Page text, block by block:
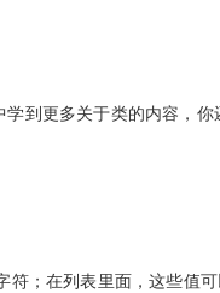
到更多关于类的内容，你
；在列表里面，这些值